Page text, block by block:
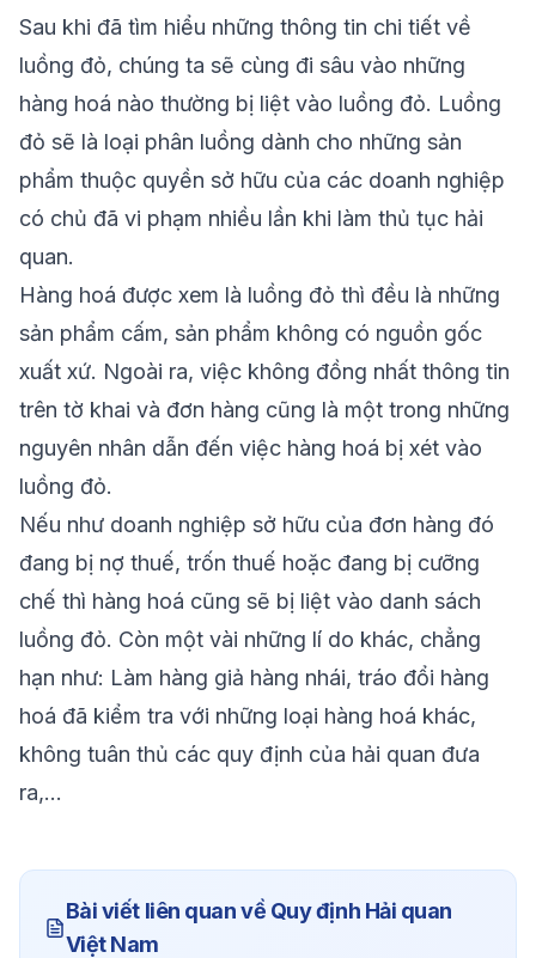
Sau khi đã tìm hiểu những thông tin chi tiết về
luồng đỏ, chúng ta sẽ cùng đi sâu vào những
hàng hoá nào thường bị liệt vào luồng đỏ. Luồng
đỏ sẽ là loại phân luồng dành cho những sản
phẩm thuộc quyền sở hữu của các doanh nghiệp
có chủ đã vi phạm nhiều lần khi làm thủ tục hải
quan.
Hàng hoá được xem là luồng đỏ thì đều là những
sản phẩm cấm, sản phẩm không có nguồn gốc
xuất xứ. Ngoài ra, việc không đồng nhất thông tin
trên tờ khai và đơn hàng cũng là một trong những
nguyên nhân dẫn đến việc hàng hoá bị xét vào
luồng đỏ.
Nếu như doanh nghiệp sở hữu của đơn hàng đó
đang bị nợ thuế, trốn thuế hoặc đang bị cưỡng
chế thì hàng hoá cũng sẽ bị liệt vào danh sách
luồng đỏ. Còn một vài những lí do khác, chẳng
hạn như: Làm hàng giả hàng nhái, tráo đổi hàng
hoá đã kiểm tra với những loại hàng hoá khác,
không tuân thủ các quy định của hải quan đưa
ra,...
Bài viết liên quan về Quy định Hải quan
Việt Nam